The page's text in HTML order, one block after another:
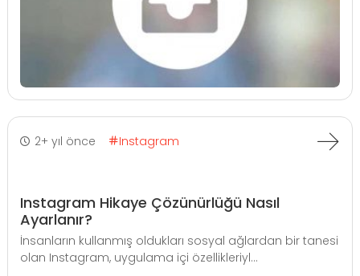
2+ yıl önce Instagram
Instagram Hikaye Çözünürlüğü Nasıl
Ayarlanır?
İnsanların kullanmış oldukları sosyal ağlardan bir tanesi
olan Instagram, uygulama içi özellikleriyl...